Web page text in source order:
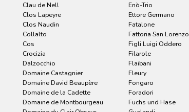
Clau de Nell
Clos Lapeyre
Clos Naudin
Collalto
Cos
Crocizia
Dalzocchio
Domaine Castagnier
Domaine David Beaupère
Domaine de la Cadette
Domaine de Montbourgeau
Enò-Trio
Ettore Germano
Fatalone
Fattoria San Lorenzo
Figli Luigi Oddero
Filarole
Flaibani
Fleury
Fongaro
Foradori
Fuchs und Hase